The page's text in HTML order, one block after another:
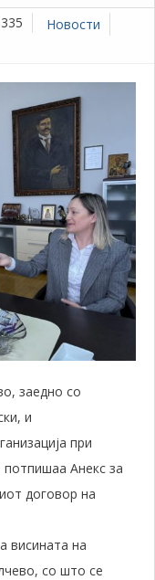
335
Новости
заедно со
и
при
Анекс за
договор на
висината на
со што се